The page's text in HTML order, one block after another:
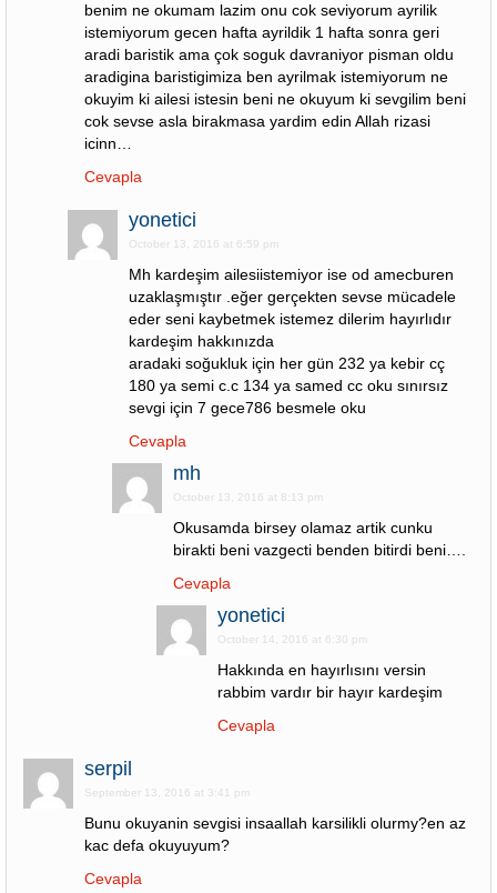
benim ne okumam lazim onu cok seviyorum ayrilik
istemiyorum gecen hafta ayrildik 1 hafta sonra geri
aradi baristik ama çok soguk davraniyor pisman oldu
aradigina baristigimiza ben ayrilmak istemiyorum ne
okuyim ki ailesi istesin beni ne okuyum ki sevgilim beni
cok sevse asla birakmasa yardim edin Allah rizasi
icinn…
Cevapla
yonetici
October 13, 2016 at 6:59 pm
Mh kardeşim ailesiistemiyor ise od amecburen
uzaklaşmıştır .eğer gerçekten sevse mücadele
eder seni kaybetmek istemez dilerim hayırlıdır
kardeşim hakkınızda
aradaki soğukluk için her gün 232 ya kebir cç
180 ya semi c.c 134 ya samed cc oku sınırsız
sevgi için 7 gece786 besmele oku
Cevapla
mh
October 13, 2016 at 8:13 pm
Okusamda birsey olamaz artik cunku
birakti beni vazgecti benden bitirdi beni….
Cevapla
yonetici
October 14, 2016 at 6:30 pm
Hakkında en hayırlısını versin
rabbim vardır bir hayır kardeşim
Cevapla
serpil
September 13, 2016 at 3:41 pm
Bunu okuyanin sevgisi insaallah karsilikli olurmy?en az
kac defa okuyuyum?
Cevapla